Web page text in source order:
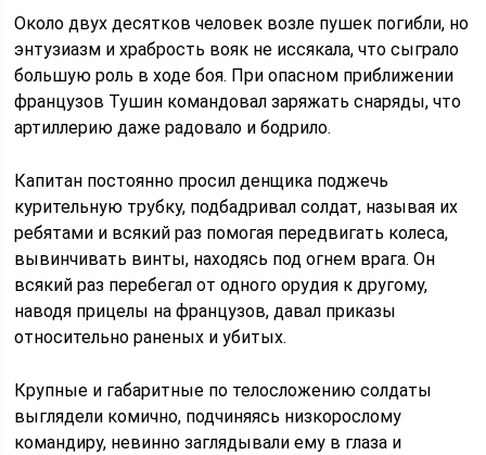
Около двух десятков человек возле пушек погибли, но
энтузиазм и храбрость вояк не иссякала, что сыграло
большую роль в ходе боя. При опасном приближении
французов Тушин командовал заряжать снаряды, что
артиллерию даже радовало и бодрило.
Капитан постоянно просил денщика поджечь
курительную трубку, подбадривал солдат, называя их
ребятами и всякий раз помогая передвигать колеса,
вывинчивать винты, находясь под огнем врага. Он
всякий раз перебегал от одного орудия к другому,
наводя прицелы на французов, давал приказы
относительно раненых и убитых.
Крупные и габаритные по телосложению солдаты
выглядели комично, подчиняясь низкорослому
командиру, невинно заглядывали ему в глаза и